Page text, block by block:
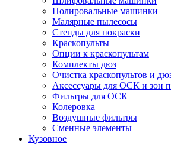
Полировальные машинки
Малярные пылесосы
Стенды для покраски
Краскопульты
Опции к краскопультам
Комплекты дюз
Очистка краскопультов и
Аксессуары для ОСК и зон
Фильтры для ОСК
Колеровка
Воздушные фильтры
Сменные элементы
Кузовное